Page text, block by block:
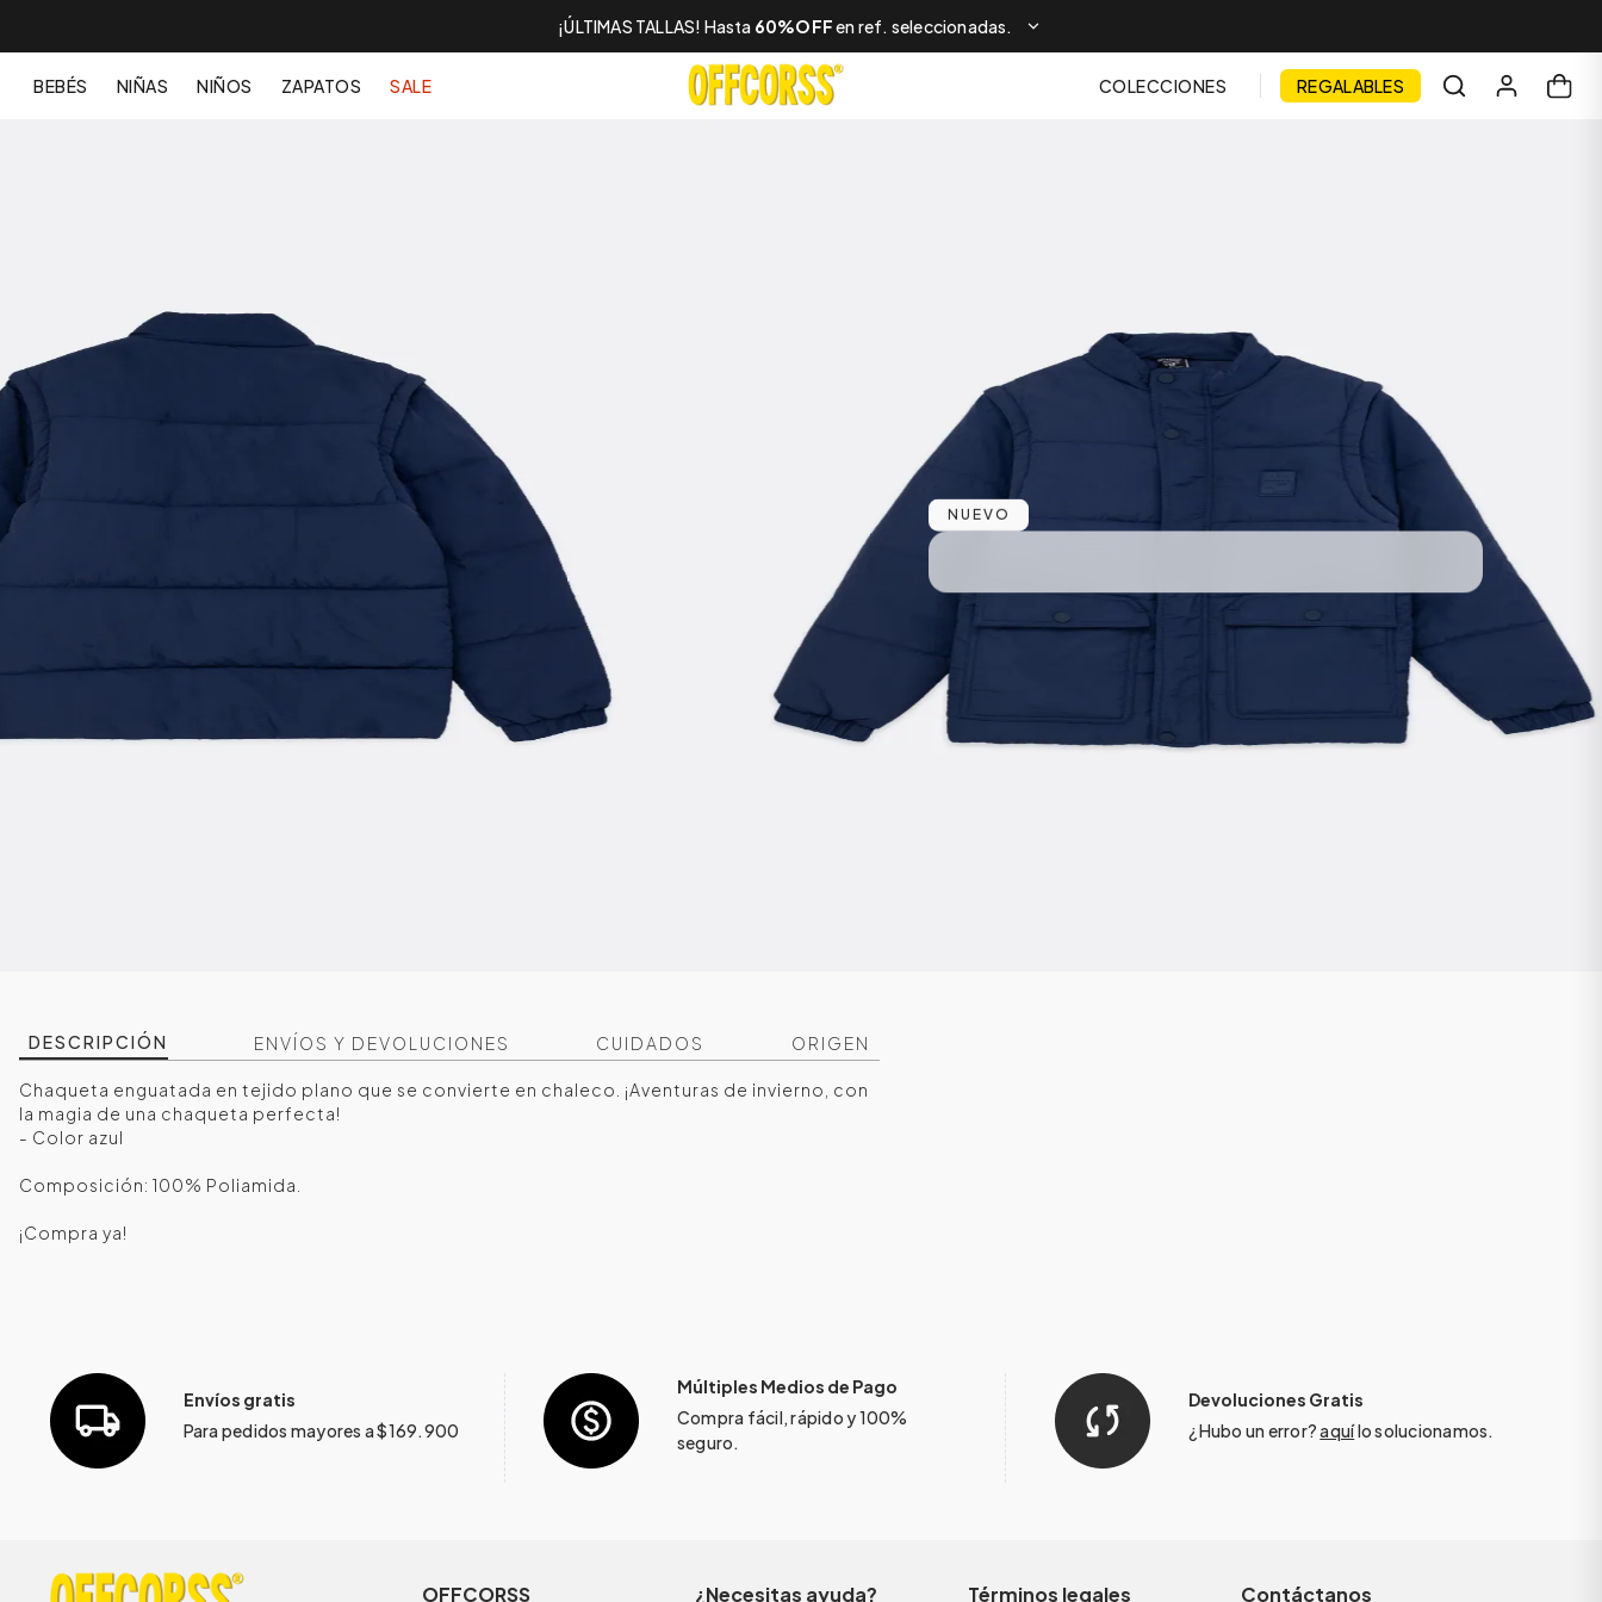
¡ÚLTIMAS TALLAS! Hasta 60%OFFen ref. seleccionadas.
BEBÉS NIÑAS NIÑOS ZAPATOS SALE COLECCIONES REGALABLES
NUEVO
DESCRIPCIÓN ENVÍOS Y DEVOLUCIONES CUIDADOS ORIGEN
Chaqueta enguatada en tejido plano que se convierte en chaleco. ¡Aventuras de invierno, con
la magia de una chaqueta perfecta!
- Color azul
Composición: 100% Poliamida.
¡Compra ya!
Envíos gratis
Para pedidos mayores a $169.900
Múltiples Medios de Pago
Compra fácil, rápido y 100%
seguro.
Devoluciones Gratis
¿Hubo un error?aquílo solucionamos.
OFFCORSS ¿Necesitas ayuda? Términos legales Contáctanos